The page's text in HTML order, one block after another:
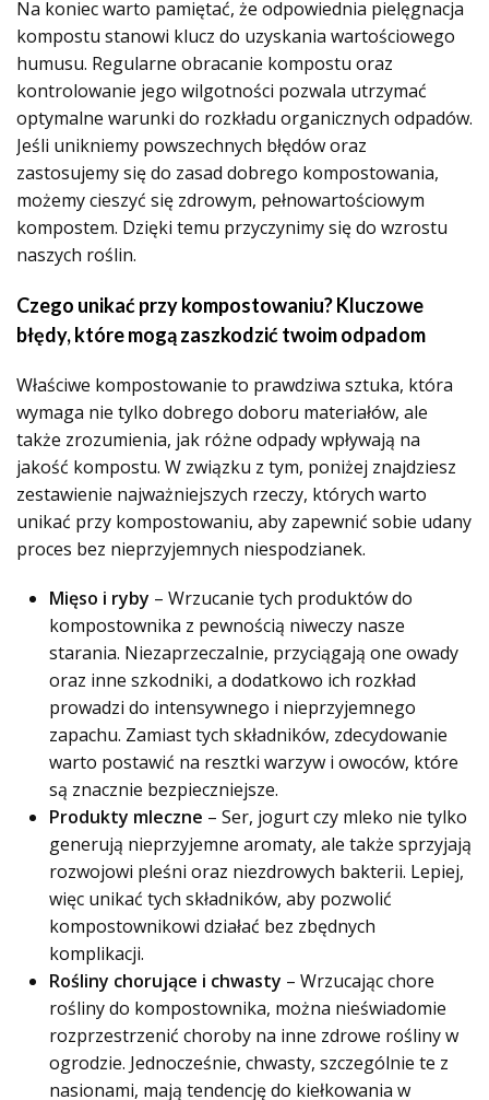
Na koniec warto pamiętać, że odpowiednia pielęgnacja
kompostu stanowi klucz do uzyskania wartościowego
humusu. Regularne obracanie kompostu oraz
kontrolowanie jego wilgotności pozwala utrzymać
optymalne warunki do rozkładu organicznych odpadów.
Jeśli unikniemy powszechnych błędów oraz
zastosujemy się do zasad dobrego kompostowania,
możemy cieszyć się zdrowym, pełnowartościowym
kompostem. Dzięki temu przyczynimy się do wzrostu
naszych roślin.
Czego unikać przy kompostowaniu? Kluczowe
błędy, które mogą zaszkodzić twoim odpadom
Właściwe kompostowanie to prawdziwa sztuka, która
wymaga nie tylko dobrego doboru materiałów, ale
także zrozumienia, jak różne odpady wpływają na
jakość kompostu. W związku z tym, poniżej znajdziesz
zestawienie najważniejszych rzeczy, których warto
unikać przy kompostowaniu, aby zapewnić sobie udany
proces bez nieprzyjemnych niespodzianek.
Mięso i ryby – Wrzucanie tych produktów do
kompostownika z pewnością niweczy nasze
starania. Niezaprzeczalnie, przyciągają one owady
oraz inne szkodniki, a dodatkowo ich rozkład
prowadzi do intensywnego i nieprzyjemnego
zapachu. Zamiast tych składników, zdecydowanie
warto postawić na resztki warzyw i owoców, które
są znacznie bezpieczniejsze.
Produkty mleczne – Ser, jogurt czy mleko nie tylko
generują nieprzyjemne aromaty, ale także sprzyjają
rozwojowi pleśni oraz niezdrowych bakterii. Lepiej,
więc unikać tych składników, aby pozwolić
kompostownikowi działać bez zbędnych
komplikacji.
Rośliny chorujące i chwasty – Wrzucając chore
rośliny do kompostownika, można nieświadomie
rozprzestrzenić choroby na inne zdrowe rośliny w
ogrodzie. Jednocześnie, chwasty, szczególnie te z
nasionami, mają tendencję do kiełkowania w